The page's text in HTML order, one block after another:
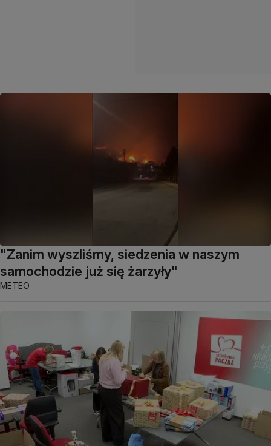
"Zanim wyszliśmy, siedzenia w naszym
samochodzie już się żarzyły"
METEO